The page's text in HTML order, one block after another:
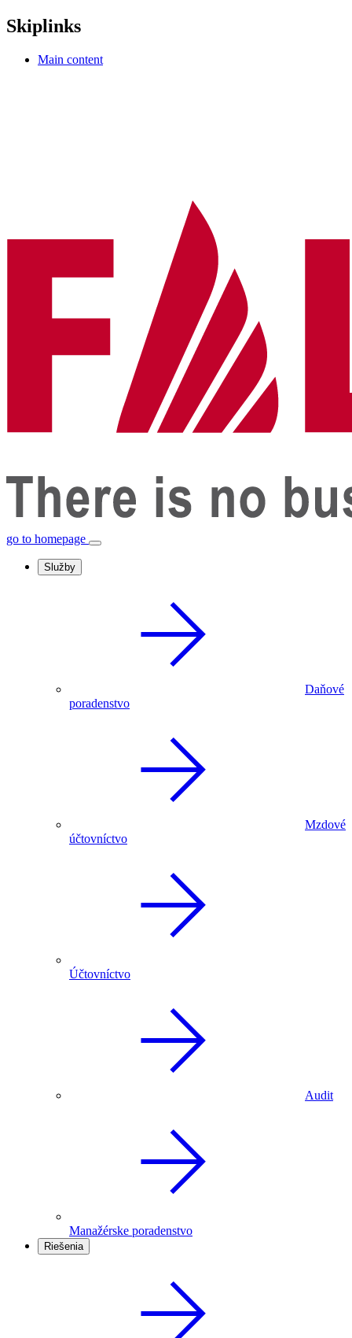
Skiplinks
Main content
go to homepage
Služby
Daňové
poradenstvo
Mzdové
účtovníctvo
Účtovníctvo
Audit
Manažérske poradenstvo
Riešenia